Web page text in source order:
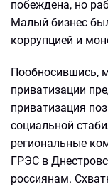
побеждена, но
Малый бизнес
коррупцией и
Пообносившись,
приватизации
приватизация
социальной
региональные
ГРЭС в
россиянам.